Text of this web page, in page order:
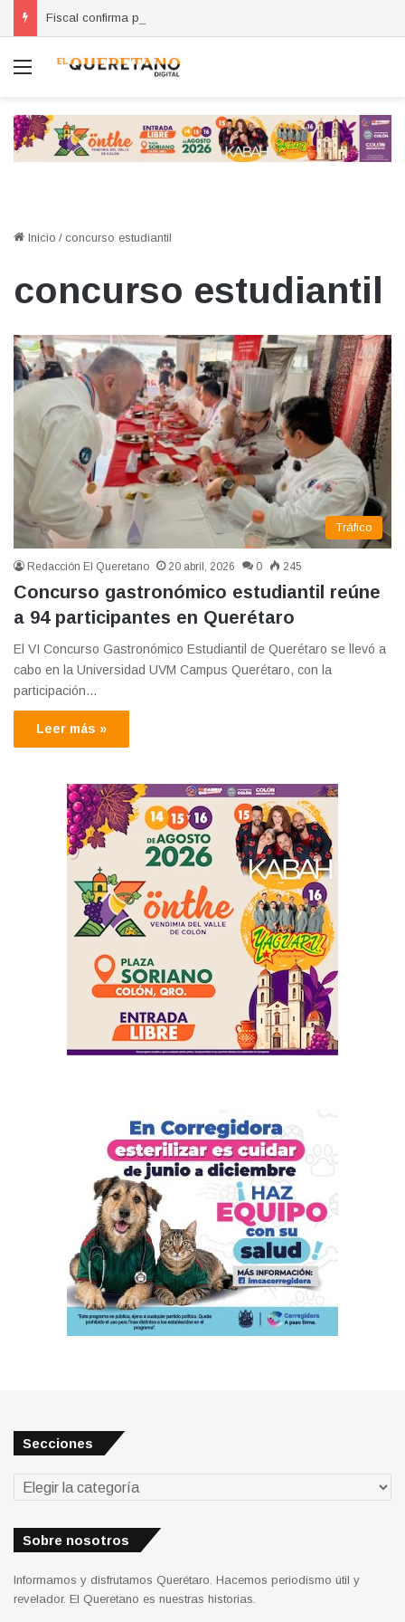
Menú
Inicio / concurso estudiantil
concurso estudiantil
Tráfico
Redacción El Queretano 20 abril, 2026 0 245
Concurso gastronómico estudiantil reúne
a 94 participantes en Querétaro
El VI Concurso Gastronómico Estudiantil de Querétaro se llevó a
cabo en la Universidad UVM Campus Querétaro, con la
participación…
Leer más »
Secciones
Secciones
Sobre nosotros
Informamos y disfrutamos Querétaro. Hacemos periodismo útil y
revelador. El Queretano es nuestras historias.